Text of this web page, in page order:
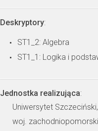
Deskryptory:
ST1_2: Algebra
ST1_1: Logika i
Jednostka realizująca:
Uniwersytet
woj.